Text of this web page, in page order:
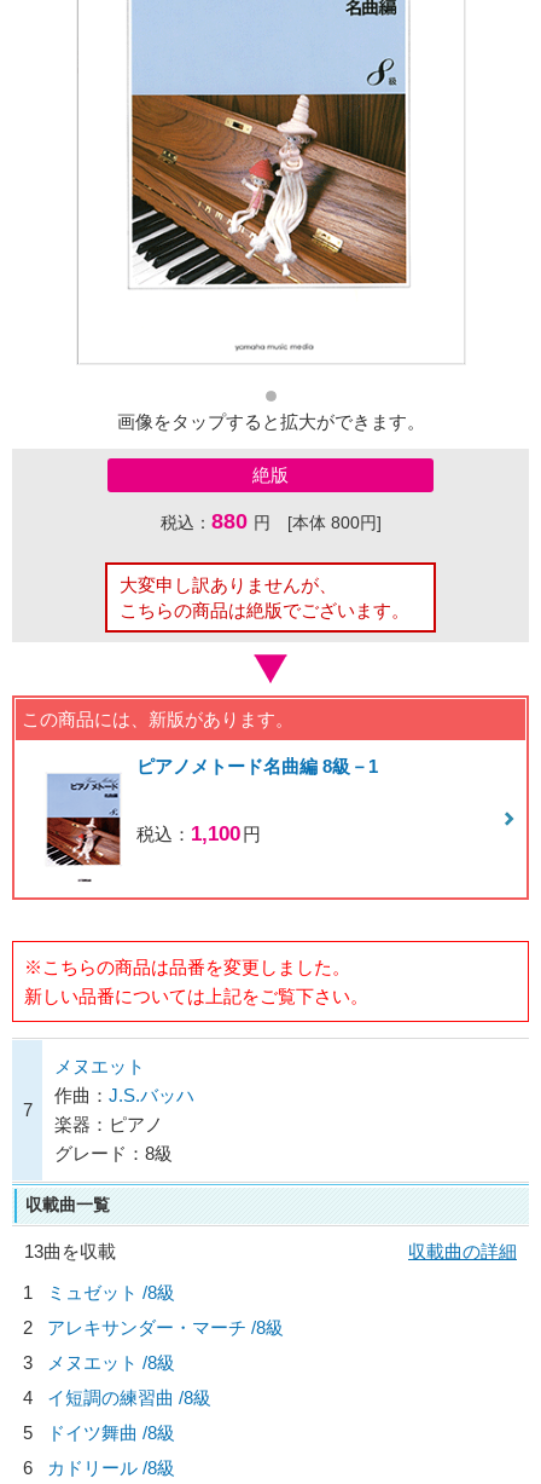
画像をタップすると拡大ができます。
絶版
税込： 880 円 [本体 800円]
大変申し訳ありませんが、
こちらの商品は絶版でございます。
この商品には、新版があります。
ピアノメトード名曲編 8級－1
税込： 1,100円
※こちらの商品は品番を変更しました。
新しい品番については上記をご覧下さい。
7
メヌエット
作曲： J.S.バッハ
楽器：ピアノ
グレード：8級
収載曲一覧
13曲を収載
収載曲の詳細
1
ミュゼット /8級
2
アレキサンダー・マーチ /8級
3
メヌエット /8級
4
イ短調の練習曲 /8級
5
ドイツ舞曲 /8級
6
カドリール /8級